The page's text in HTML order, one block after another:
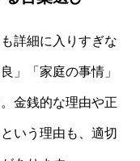
詳細に入りすぎな
」「家庭の事情」
金銭的な理由や正
いう理由も、適切